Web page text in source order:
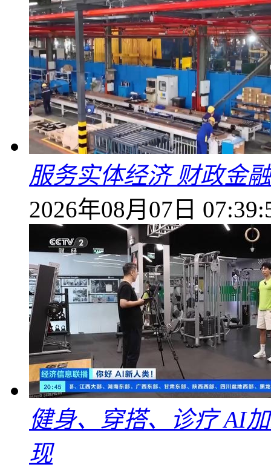
服务实体经济 财政金
2026年08月07日
健身、穿搭、诊疗 AI
现